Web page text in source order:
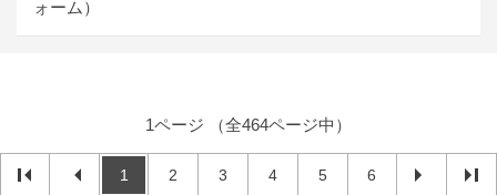
ォーム）
1ページ （全464ページ中）
1 2 3 4 5 6